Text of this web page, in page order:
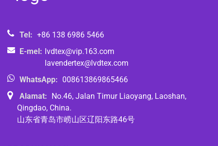
Tel: +86 138 6986 5466
E-mel: lvdtex@vip.163.com
lavendertex@lvdtex.com
WhatsApp: 008613869865466
Alamat: No.46, Jalan Timur Liaoyang, Laoshan,
Qingdao, China.
山东省青岛市崂山区辽阳东路46号